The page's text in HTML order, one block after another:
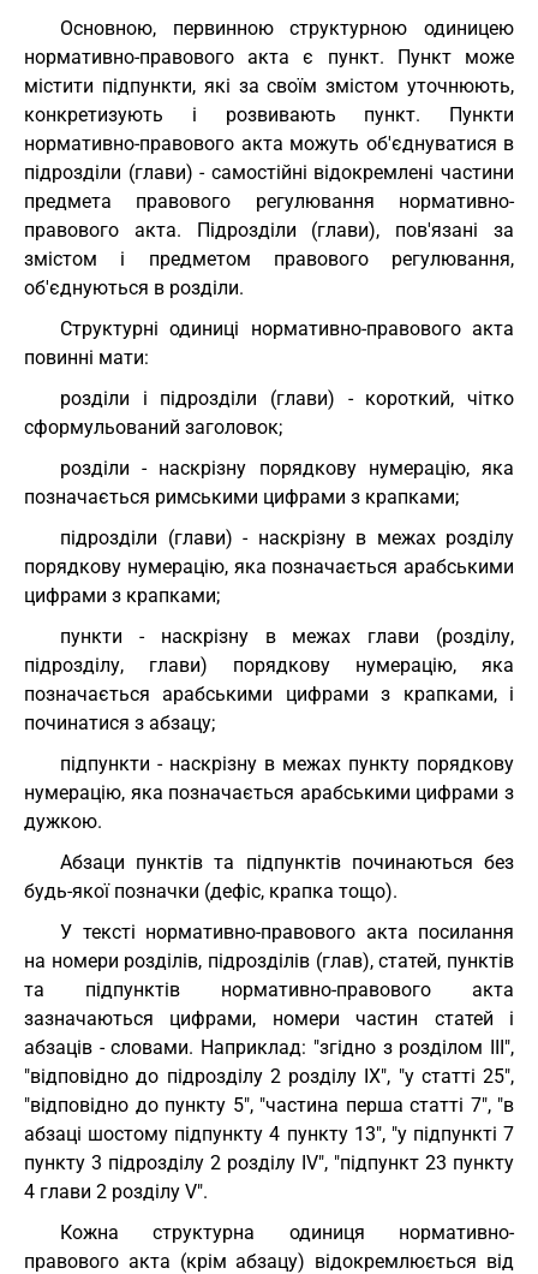
Основною, первинною структурною одиницею
нормативно-правового акта є пункт. Пункт може
містити підпункти, які за своїм змістом уточнюють,
конкретизують і розвивають пункт. Пункти
нормативно-правового акта можуть об'єднуватися в
підрозділи (глави) - самостійні відокремлені частини
предмета правового регулювання нормативно-
правового акта. Підрозділи (глави), пов'язані за
змістом і предметом правового регулювання,
об'єднуються в розділи.
Структурні одиниці нормативно-правового акта
повинні мати:
розділи і підрозділи (глави) - короткий, чітко
сформульований заголовок;
розділи - наскрізну порядкову нумерацію, яка
позначається римськими цифрами з крапками;
підрозділи (глави) - наскрізну в межах розділу
порядкову нумерацію, яка позначається арабськими
цифрами з крапками;
пункти - наскрізну в межах глави (розділу,
підрозділу, глави) порядкову нумерацію, яка
позначається арабськими цифрами з крапками, і
починатися з абзацу;
підпункти - наскрізну в межах пункту порядкову
нумерацію, яка позначається арабськими цифрами з
дужкою.
Абзаци пунктів та підпунктів починаються без
будь-якої позначки (дефіс, крапка тощо).
У тексті нормативно-правового акта посилання
на номери розділів, підрозділів (глав), статей, пунктів
та підпунктів нормативно-правового акта
зазначаються цифрами, номери частин статей і
абзаців - словами. Наприклад: "згідно з розділом III",
"відповідно до підрозділу 2 розділу ІХ", "у статті 25",
"відповідно до пункту 5", "частина перша статті 7", "в
абзаці шостому підпункту 4 пункту 13", "у підпункті 7
пункту 3 підрозділу 2 розділу IV", "підпункт 23 пункту
4 глави 2 розділу V".
Кожна структурна одиниця нормативно-
правового акта (крім абзацу) відокремлюється від